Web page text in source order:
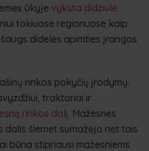
ūkyje vyksta didžiulė
tokiuose regionuose kaip
didelės apimties įrangos
rinkos pokyčių įrodymų.
traktoriai ir
rinkos dalį. Mažesnės
dalis šiemet sumažėjo net tais
būna stipriausi mažesniems